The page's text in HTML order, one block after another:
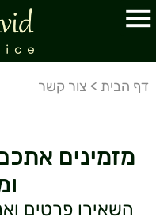
דף הבית > צור קשר
מזמינים
השאירו פרטים